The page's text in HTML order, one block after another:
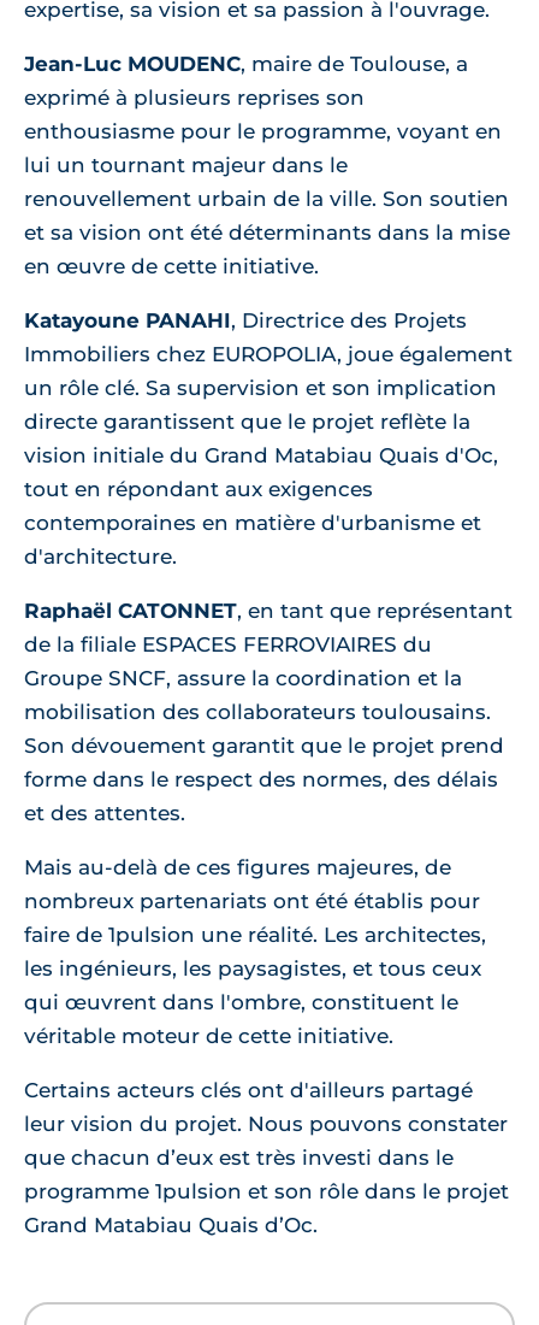
expertise, sa vision et sa passion à l'ouvrage.
Jean-Luc MOUDENC, maire de Toulouse, a
exprimé à plusieurs reprises son
enthousiasme pour le programme, voyant en
lui un tournant majeur dans le
renouvellement urbain de la ville. Son soutien
et sa vision ont été déterminants dans la mise
en œuvre de cette initiative.
Katayoune PANAHI, Directrice des Projets
Immobiliers chez EUROPOLIA, joue également
un rôle clé. Sa supervision et son implication
directe garantissent que le projet reflète la
vision initiale du Grand Matabiau Quais d'Oc,
tout en répondant aux exigences
contemporaines en matière d'urbanisme et
d'architecture.
Raphaël CATONNET, en tant que représentant
de la filiale ESPACES FERROVIAIRES du
Groupe SNCF, assure la coordination et la
mobilisation des collaborateurs toulousains.
Son dévouement garantit que le projet prend
forme dans le respect des normes, des délais
et des attentes.
Mais au-delà de ces figures majeures, de
nombreux partenariats ont été établis pour
faire de 1pulsion une réalité. Les architectes,
les ingénieurs, les paysagistes, et tous ceux
qui œuvrent dans l'ombre, constituent le
véritable moteur de cette initiative.
Certains acteurs clés ont d'ailleurs partagé
leur vision du projet. Nous pouvons constater
que chacun d’eux est très investi dans le
programme 1pulsion et son rôle dans le projet
Grand Matabiau Quais d’Oc.